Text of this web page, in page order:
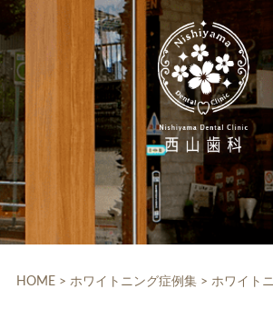
052-703-5225
9:30～12:30/14:00～18:30
休診日:木曜、日曜、祝日
WEB予約
HOME > ホワイトニング症例集> ホワイト